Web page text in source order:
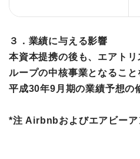
３．業績に与える影響
本資本提携の後も、エアト
ループの中核事業となるこ
平成30年9月期の業績予想の
*注 Airbnbおよびエアビーア